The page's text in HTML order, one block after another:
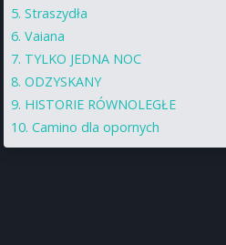
Straszydła
Vaiana
TYLKO JEDNA NOC
ODZYSKANY
HISTORIE RÓWNOLEGŁE
Camino dla opornych